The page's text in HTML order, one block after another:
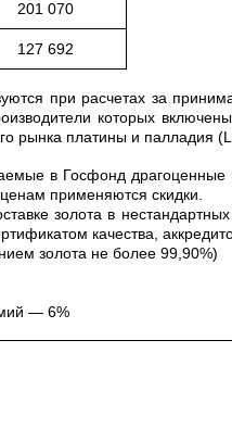
201 070
127 692
при расчетах за
которых
рынка платины и палладия
в Госфонд драгоценные
применяются скидки.
золота в
качества,
золота не более 99,90%)
— 6%